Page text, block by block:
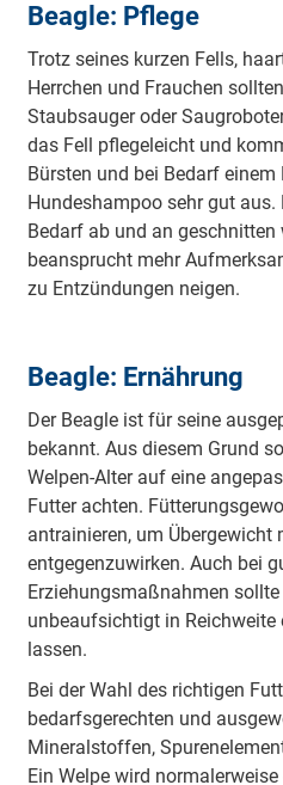
Beagle: Pflege
Trotz seines kurzen Fells,
Herrchen und Frauchen
Staubsauger oder
das Fell pflegeleicht und
Bürsten und bei Bedarf
Hundeshampoo sehr gut aus.
Bedarf ab und an geschnitten
beansprucht mehr
zu Entzündungen neigen.
Beagle: Ernährung
Der Beagle ist für seine
bekannt. Aus diesem Grund
Welpen-Alter auf eine
Futter achten.
antrainieren, um Übergewicht
entgegenzuwirken. Auch bei
Erziehungsmaßnahmen
unbeaufsichtigt in Reichweite
lassen.
Bei der Wahl des richtigen
bedarfsgerechten und
Mineralstoffen,
Ein Welpe wird